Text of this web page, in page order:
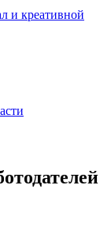
и креативной